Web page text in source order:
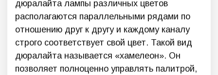
дюралайта лампы различных цветов
располагаются параллельными рядами по
отношению друг к другу и каждому каналу
строго соответствует свой цвет. Такой вид
дюралайта называется «хамелеон». Он
позволяет полноценно управлять палитрой,